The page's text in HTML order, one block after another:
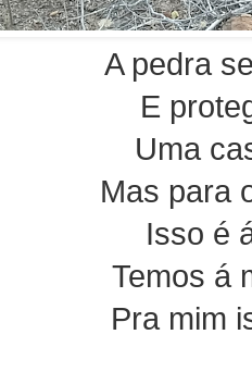
A pedra
E
Uma
Mas para
Isso é
Temos á
Pra mim